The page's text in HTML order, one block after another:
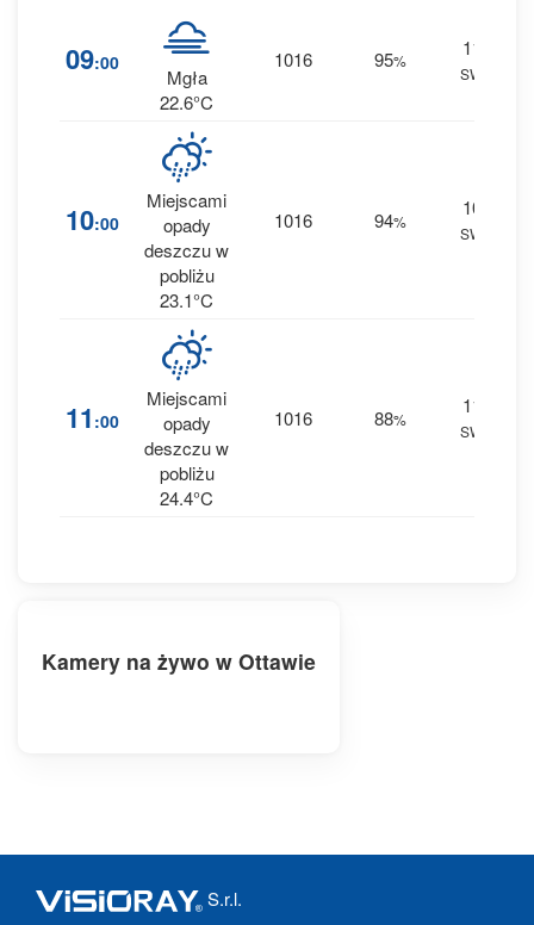
09:00
Mgła
22.6°C
1016 95%
11
SW
10:00
Miejscami
opady
deszczu w
pobliżu
23.1°C
1016 94%
10
SW
11 :00
Miejscami
opady
deszczu w
pobliżu
24.4°C
1016 88%
11
SW
Kamery na żywo w Ottawie
S.r.l.